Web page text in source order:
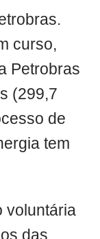
curso,
Petrobras
(299,7
de
tem
voluntária
das